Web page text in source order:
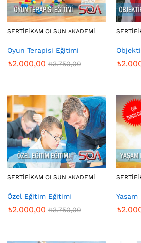
SERTIFIKAM OLSUN AKADEMI
Oyun Terapisi Eğitimi
₺2.000,00 ₺3.750,00 ₺
SERTIFIKAM OLSUN AKADEMI
Özel Eğitim Eğitimi
₺2.000,00 ₺3.750,00
Yaşam
₺